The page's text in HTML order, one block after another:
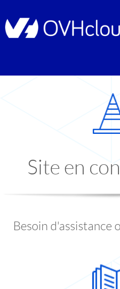
Site en
Besoin d'assistance